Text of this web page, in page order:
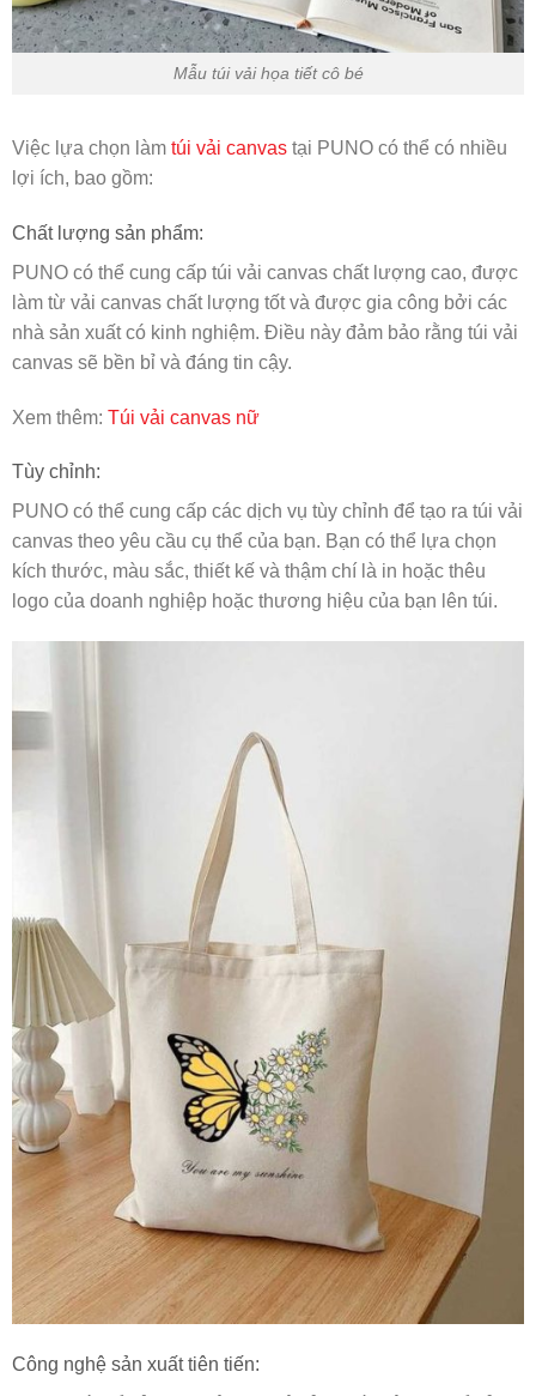
Mẫu túi vải họa tiết cô bé
Việc lựa chọn làm túi vải canvas tại PUNO có thể có nhiều
lợi ích, bao gồm:
Chất lượng sản phẩm:
PUNO có thể cung cấp túi vải canvas chất lượng cao, được
làm từ vải canvas chất lượng tốt và được gia công bởi các
nhà sản xuất có kinh nghiệm. Điều này đảm bảo rằng túi vải
canvas sẽ bền bỉ và đáng tin cậy.
Xem thêm: Túi vải canvas nữ
Tùy chỉnh:
PUNO có thể cung cấp các dịch vụ tùy chỉnh để tạo ra túi vải
canvas theo yêu cầu cụ thể của bạn. Bạn có thể lựa chọn
kích thước, màu sắc, thiết kế và thậm chí là in hoặc thêu
logo của doanh nghiệp hoặc thương hiệu của bạn lên túi.
Công nghệ sản xuất tiên tiến: